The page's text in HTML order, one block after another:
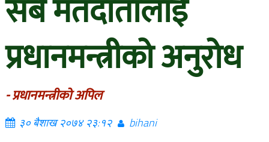
सबै मतदातालाई
प्रधानमन्त्रीको अनुरोध
- प्रधानमन्त्रीको अपिल
३० बैशाख २०७४ २३:१२ bihani